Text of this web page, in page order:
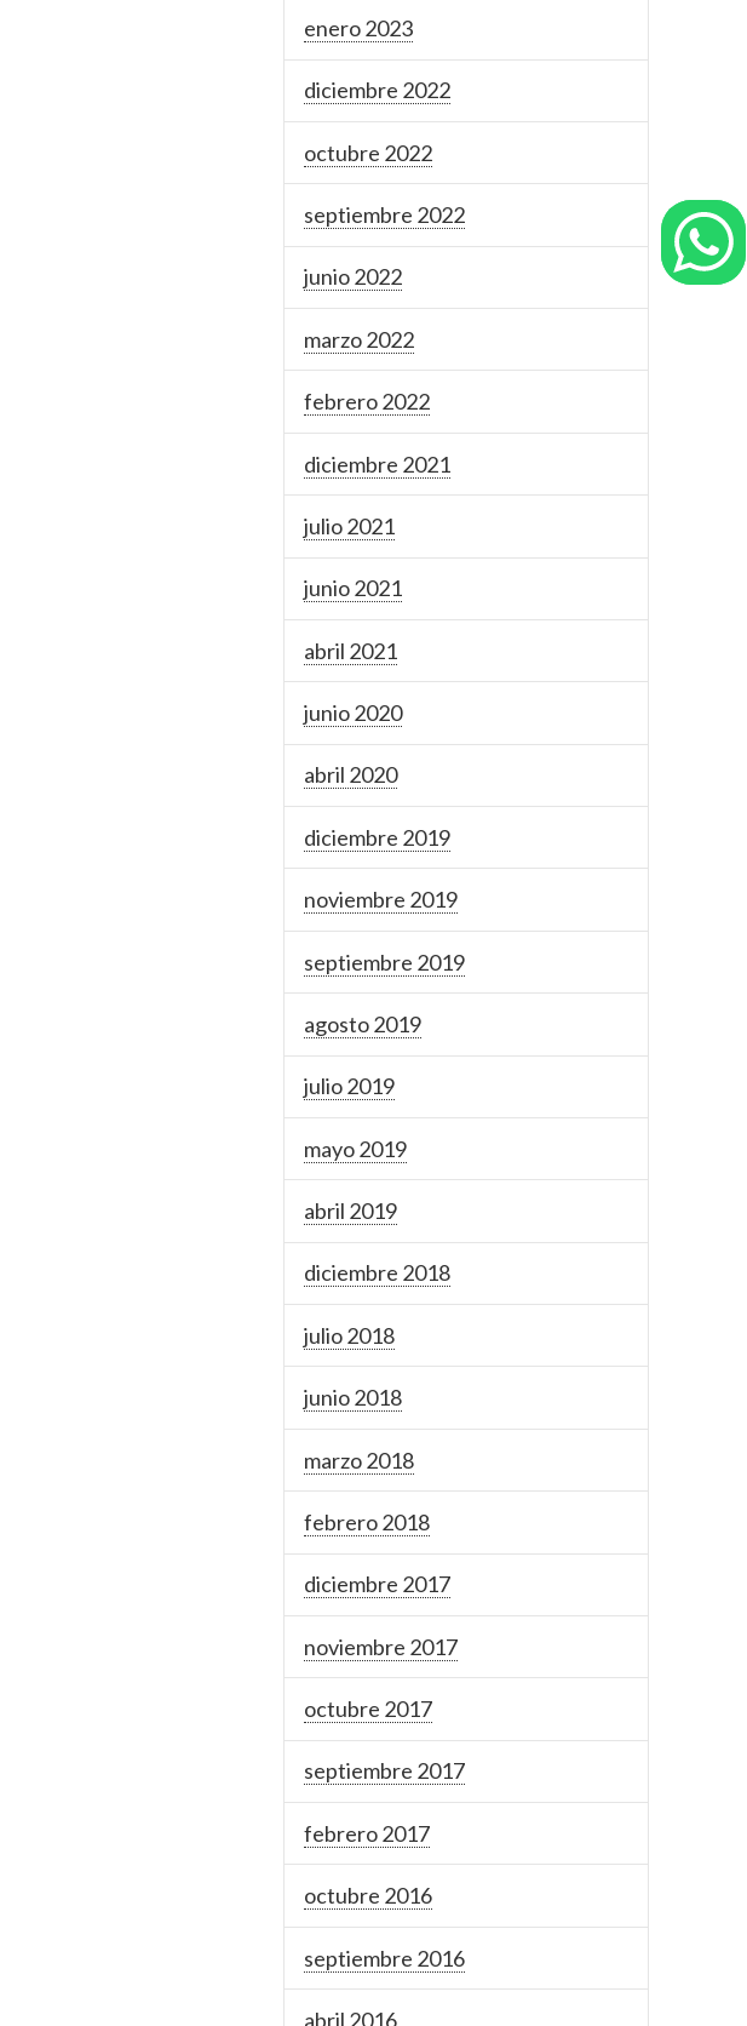
enero 2023
diciembre 2022
octubre 2022
septiembre 2022
junio 2022
marzo 2022
febrero 2022
diciembre 2021
julio 2021
junio 2021
abril 2021
junio 2020
abril 2020
diciembre 2019
noviembre 2019
septiembre 2019
agosto 2019
julio 2019
mayo 2019
abril 2019
diciembre 2018
julio 2018
junio 2018
marzo 2018
febrero 2018
diciembre 2017
noviembre 2017
octubre 2017
septiembre 2017
febrero 2017
octubre 2016
septiembre 2016
abril 2016